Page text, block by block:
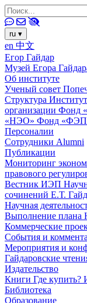
ru ▾
en 中文
Егор Гайдар
Музей Егора
Об институте
Ученый совет
Структура
организации Фонд
«НЭО» Фонд
Персоналии
Сотрудники Alumni
Публикации
Мониторинг
правового
Вестник ИЭП
сочинений Е.Т.
Научная
Выполнение
Коммерческие
События и
Мероприятия и
Гайдаровские
Издательство
Книги Где купить?
Библиотека
Образование